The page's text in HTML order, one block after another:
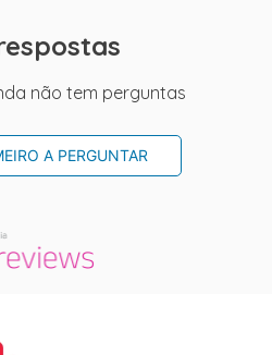
não tem perguntas
A PERGUNTAR